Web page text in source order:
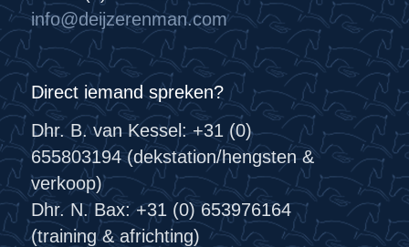
info@deijzerenman.com
Direct iemand spreken?
Dhr. B. van Kessel: +31 (0)
655803194 (dekstation/hengsten &
verkoop)
Dhr. N. Bax: +31 (0) 653976164
(training & africhting)